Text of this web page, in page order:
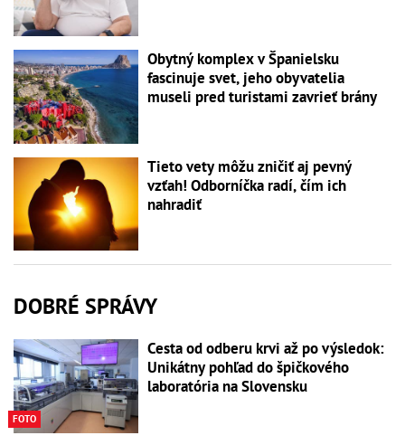
Obytný komplex v Španielsku
fascinuje svet, jeho obyvatelia
museli pred turistami zavrieť brány
Tieto vety môžu zničiť aj pevný
vzťah! Odborníčka radí, čím ich
nahradiť
DOBRÉ SPRÁVY
FOTO
Cesta od odberu krvi až po výsledok:
Unikátny pohľad do špičkového
laboratória na Slovensku